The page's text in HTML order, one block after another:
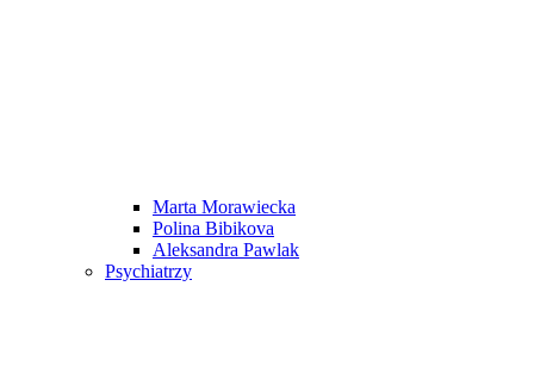
Marta Morawiecka
Polina Bibikova
Aleksandra Pawlak
Psychiatrzy